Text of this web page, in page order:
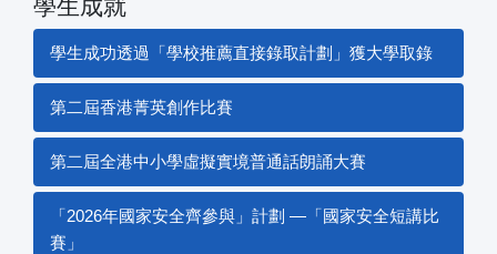
學生成就
學生成功透過「學校推薦直接錄取計劃」獲大學取錄
第二屆香港菁英創作比賽
第二屆全港中小學虛擬實境普通話朗誦大賽
「2026年國家安全齊參與」計劃 —「國家安全短講比
賽」